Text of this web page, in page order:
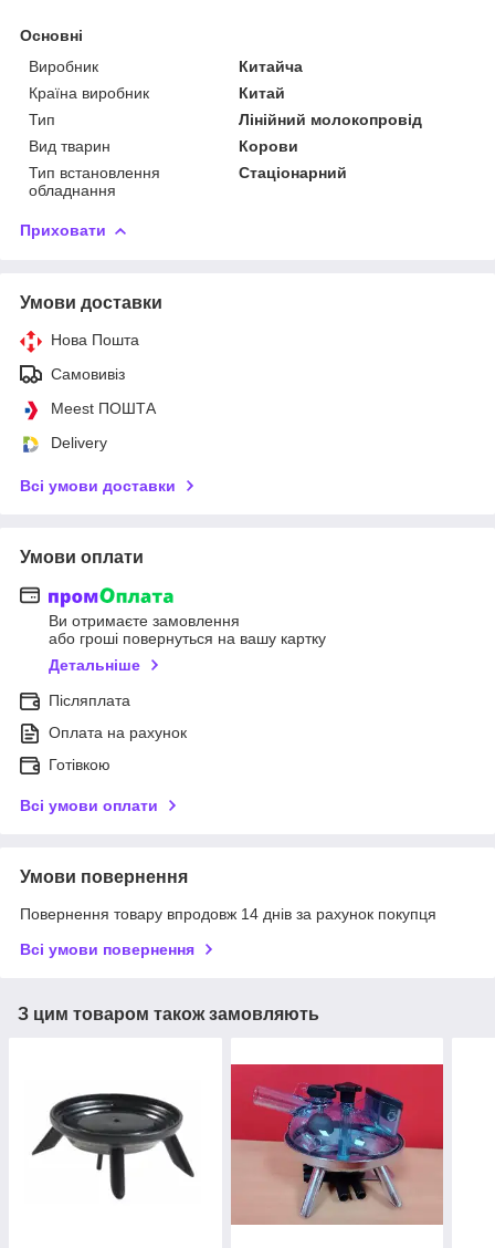
Основні
Виробник
Китайча
Країна виробник
Китай
Тип
Лінійний молокопровід
Вид тварин
Корови
Тип встановлення
обладнання
Стаціонарний
Приховати
Умови доставки
Нова Пошта
Самовивіз
Meest ПОШТА
Delivery
Всі умови доставки
Умови оплати
Ви отримаєте замовлення
або гроші повернуться на вашу картку
Детальніше
Післяплата
Оплата на рахунок
Готівкою
Всі умови оплати
Умови повернення
Повернення товару впродовж 14 днів за рахунок покупця
Всі умови повернення
З цим товаром також замовляють